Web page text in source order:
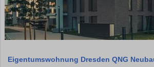
Eigentumswohnung Dresden QNG